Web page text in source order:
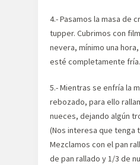
4.- Pasamos la masa de
tupper. Cubrimos con
nevera, mínimo una
esté completamente fría.
5.- Mientras se enfría la
rebozado, para ello
nueces, dejando algún
(Nos interesa que tenga
Mezclamos con el pan
de pan rallado y 1/3 de